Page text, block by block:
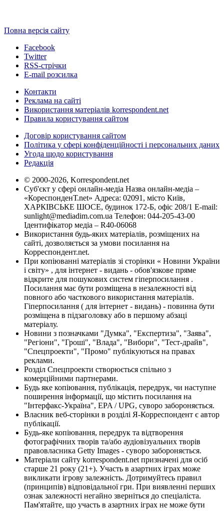
Повна версія сайту
Facebook
Twitter
RSS-стрічки
E-mail розсилка
Контакти
Реклама на сайті
Використання матеріалів korrespondent.net
Правила користування сайтом
Договір користування сайтом
Політика у сфері конфіденційності і персональних даних
Угода щодо користування
Редакція
© 2000-2026, Korrespondent.net
Суб'єкт у сфері онлайн-медіа Назва онлайн-медіа –
«КореспонденТ.net» Адреса: 02091, місто Київ,
ХАРКІВСЬКЕ ШОСЕ, будинок 172-Б, офіс 208/1 E-mail:
sunlight@mediadim.com.ua Телефон: 044-205-43-00
Ідентифікатор медіа – R40-06068
Використання будь-яких матеріалів, розміщених на
сайті, дозволяється за умови посилання на
Корреспондент.net.
При копіюванні матеріалів зі сторінки « Новини України
і світу» , для інтернет - видань - обов'язкове пряме
відкрите для пошукових систем гіперпосилання .
Посилання має бути розміщена в незалежності від
повного або часткового використання матеріалів.
Гіперпосилання ( для інтернет - видань) - повинна бути
розміщена в підзаголовку або в першому абзаці
матеріалу.
Новини з позначками "Думка", "Експертиза", "Заява",
"Регіони", "Гроші", "Влада", "Вибори", "Тест-драйв",
"Спецпроекти", "Промо" публікуються на правах
реклами.
Розділ Спецпроекти створюється спільно з
комерційними партнерами.
Будь яке копіювання, публікація, передрук, чи наступне
поширення інформації, що містить посилання на
"Інтерфакс-Україна", EPA / UPG, суворо забороняється.
Власник веб-сторінки в розділі Я-Корреспондент є автор
публікації.
Будь-яке копіювання, передрук та відтворення
фотографічних творів та/або аудіовізуальних творів
правовласника Getty Images - суворо забороняється.
Матеріали сайту korrespondent.net призначені для осіб
старше 21 року (21+). Участь в азартних іграх може
викликати ігрову залежність. Дотримуйтесь правил
(принципів) відповідальної гри. При виявленні перших
ознак залежності негайно зверніться до спеціаліста.
Пам'ятайте, що участь в азартних іграх не може бути